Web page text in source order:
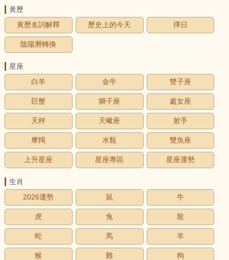
黃歷
黃歷名詞解釋
歷史上的今天 擇日
陰陽曆轉換
星座
白羊
金牛 雙子座
巨蟹 獅子座 處女座
天秤 天蠍座 射手
摩羯 水瓶 雙魚座
上升星座 星座專區 星座運勢
生肖
2026運勢
鼠 牛
虎 兔 龍
蛇 馬 羊
猴 雞 狗